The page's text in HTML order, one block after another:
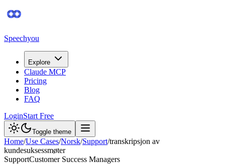
Speechyou
Explore
Claude MCP
Pricing
Blog
FAQ
LoginStart Free
Toggle theme
Home/Use Cases/Norsk/Support/transkripsjon av
kundesuksessmøter
SupportCustomer Success Managers